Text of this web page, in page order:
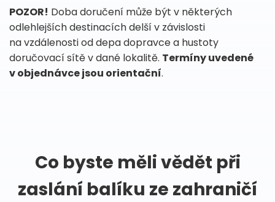
POZOR! Doba doručení může být v některých
odlehlejších destinacích delší v závislosti
na vzdálenosti od depa dopravce a hustoty
doručovací sítě v dané lokalitě. Termíny uvedené
v objednávce jsou orientační.
Co byste měli vědět při
zaslání balíku ze zahraničí